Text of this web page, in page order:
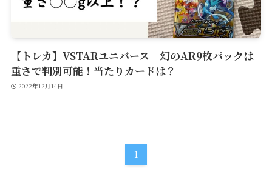
【トレカ】VSTARユニバース 幻のAR9枚パックは
重さで判別可能！当たりカードは？
2022年12月14日
1